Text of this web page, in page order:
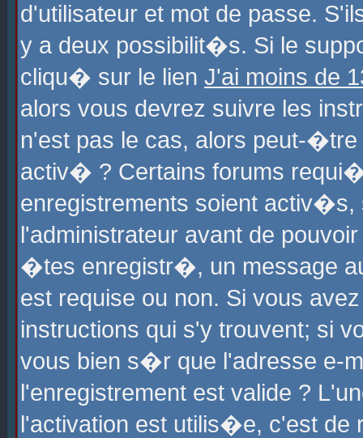
d'utilisateur et mot de passe.
y a deux possibilit�s. Si le
cliqu� sur le lien J'ai moins de
alors vous devrez suivre les
n'est pas le cas, alors peut-
activ� ? Certains forums
enregistrements soient
l'administrateur avant de
�tes enregistr�, un message
est requise ou non. Si vous
instructions qui s'y trouvent; si
vous bien s�r que l'adresse e-
l'enregistrement est valide ?
l'activation est utilis�e, c'est